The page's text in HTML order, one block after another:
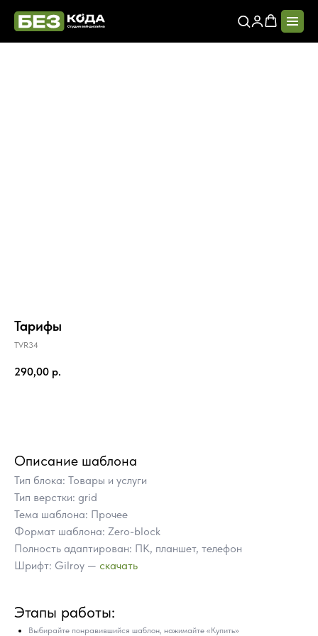
Тарифы
TVR34
290,00 р.
Описание шаблона
Тип блока: Товары и услуги
Тип верстки: grid
Тема шаблона: Прочее
Формат шаблона: Zero-block
Полность адаптирован: ПК, планшет, телефон
Шрифт: Gilroy — скачать
Этапы работы:
Выбирайте понравившийся шаблон, нажимайте «Купить»
ГОТОВЫЕ БЛОКИ TILDA
ВМЕСТО ЗАКАЗА